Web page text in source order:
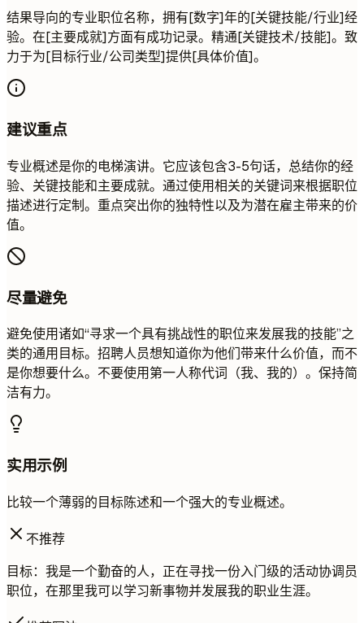
结果导向的专业职位名称，拥有[数字]年的[关键技能/行业]经
验。在[主要成就]方面有成功记录。精通[关键技术/技能]。致
力于为[目标行业/公司类型]提供[具体价值]。
建议重点
专业概述是你的电梯演讲。它应该包含3-5句话，总结你的经
验、关键技能和主要成就。通过使用相关的关键词来根据职位
描述进行定制。重点突出你的独特性以及为潜在雇主带来的价
值。
尽量避免
避免使用诸如“寻求一个具有挑战性的职位来发展我的技能”之
类的通用目标。招聘人员想知道你为他们带来什么价值，而不
是你想要什么。不要使用第一人称代词（我、我的）。保持简
洁有力。
实用示例
比较一个薄弱的目标陈述和一个强大的专业概述。
不推荐
目标：我是一个勤奋的人，正在寻找一份入门级的活动协调员
职位，在那里我可以学习新事物并发展我的职业生涯。